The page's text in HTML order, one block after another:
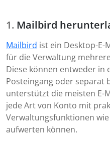
Mailbird
Mailbird ist ein Desktop-E-
für die Verwaltung
Diese können entweder in
Posteingang oder separat
unterstützt die meisten E-
jede Art von Konto mit
Verwaltungsfunktionen
aufwerten können.